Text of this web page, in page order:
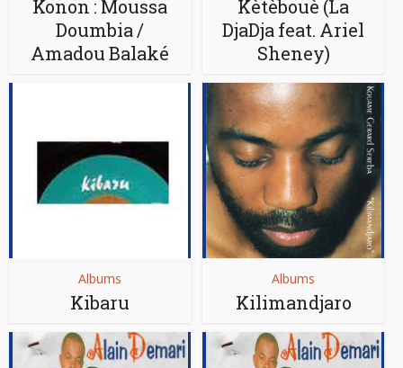
Konon : Moussa
Doumbia /
Amadou Balaké
Kètèbouè (La
DjaDja feat. Ariel
Sheney)
Albums
Kibaru
Albums
Kilimandjaro